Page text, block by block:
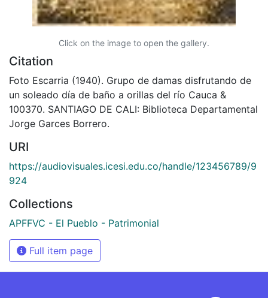
Click on the image to open the gallery.
Citation
Foto Escarria (1940). Grupo de damas disfrutando de
un soleado día de baño a orillas del río Cauca &
100370. SANTIAGO DE CALI: Biblioteca Departamental
Jorge Garces Borrero.
URI
https://audiovisuales.icesi.edu.co/handle/123456789/9
924
Collections
APFFVC - El Pueblo - Patrimonial
Full item page